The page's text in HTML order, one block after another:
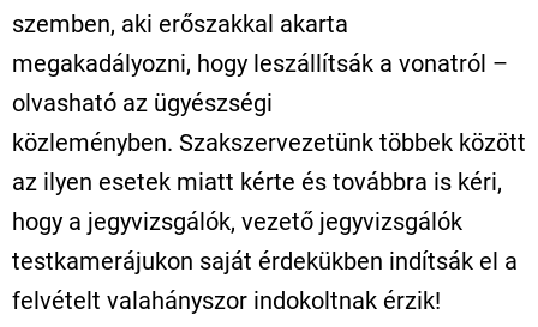
szemben, aki erőszakkal akarta
megakadályozni, hogy leszállítsák a vonatról –
olvasható az ügyészségi
közleményben. Szakszervezetünk többek között
az ilyen esetek miatt kérte és továbbra is kéri,
hogy a jegyvizsgálók, vezető jegyvizsgálók
testkamerájukon saját érdekükben indítsák el a
felvételt valahányszor indokoltnak érzik!